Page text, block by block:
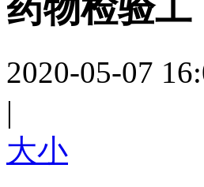
药物检验
2020-05-07
|
大小